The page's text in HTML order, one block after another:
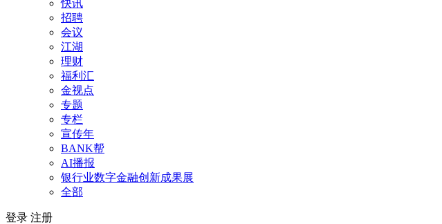
快讯
招聘
会议
江湖
理财
福利汇
金视点
专题
专栏
宣传年
BANK帮
AI播报
银行业数字金融创新成果展
全部
登录 注册